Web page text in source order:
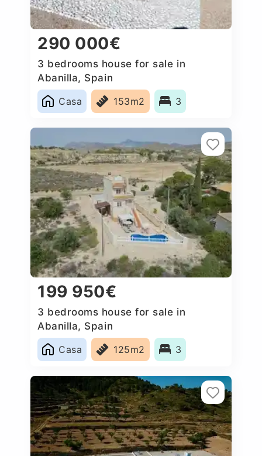
290 000€
3 bedrooms house for sale in
Abanilla, Spain
Casa
153m2 3
199 950€
3 bedrooms house for sale in
Abanilla, Spain
Casa
125m2 3